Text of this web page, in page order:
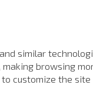
similar
making browsing
to customize the